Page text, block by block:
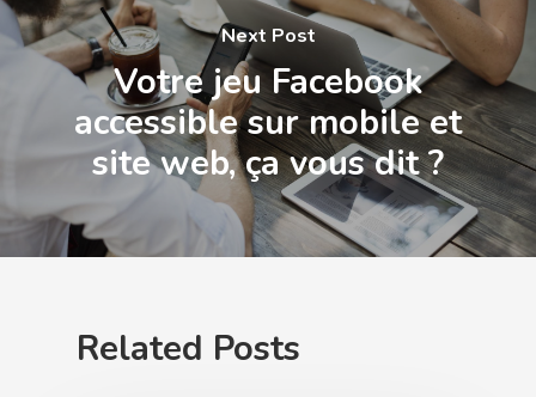
Next Post
Votre jeu Facebook
accessible sur mobile et
site web, ça vous dit ?
Related Posts